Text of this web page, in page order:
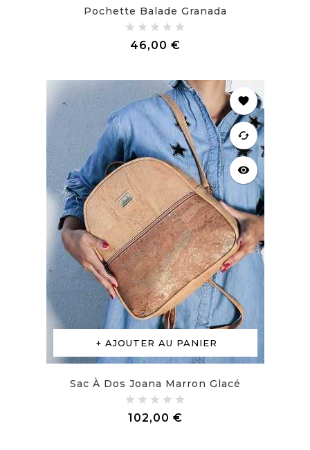
Pochette Balade Granada
46,00 €Prix
AJOUTER AU PANIER
favorite
cached
visibility
Sac À Dos Joana Marron Glacé
102,00 €Prix